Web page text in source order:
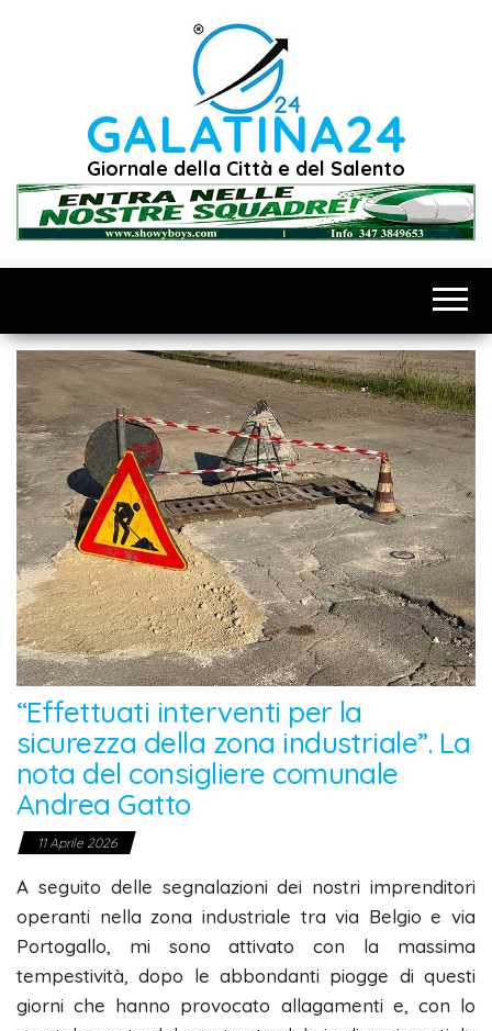
GALATINA24
Giornale della Città e del Salento
“Effettuati interventi per la
sicurezza della zona industriale”. La
nota del consigliere comunale
Andrea Gatto
11 Aprile 2026
A seguito delle segnalazioni dei nostri imprenditori
operanti nella zona industriale tra via Belgio e via
Portogallo, mi sono attivato con la massima
tempestività, dopo le abbondanti piogge di questi
giorni che hanno provocato allagamenti e, con lo